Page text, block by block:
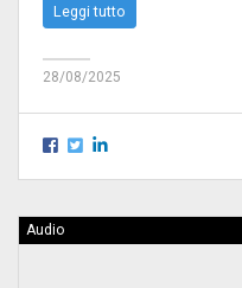
Leggi tutto
28/08/2025
Audio